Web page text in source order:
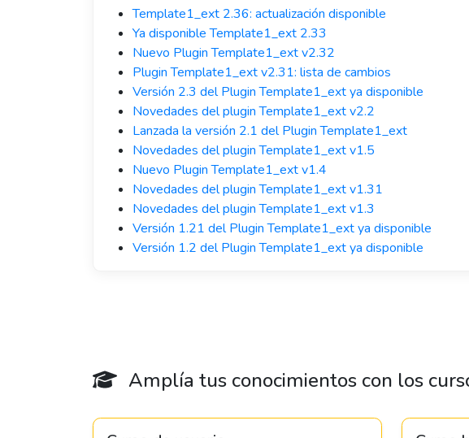
Template1_ext 2.36: actualización disponible
Ya disponible Template1_ext 2.33
Nuevo Plugin Template1_ext v2.32
Plugin Template1_ext v2.31: lista de cambios
Versión 2.3 del Plugin Template1_ext ya disponible
Novedades del plugin Template1_ext v2.2
Lanzada la versión 2.1 del Plugin Template1_ext
Novedades del plugin Template1_ext v1.5
Nuevo Plugin Template1_ext v1.4
Novedades del plugin Template1_ext v1.31
Novedades del plugin Template1_ext v1.3
Versión 1.21 del Plugin Template1_ext ya disponible
Versión 1.2 del Plugin Template1_ext ya disponible
Amplía tus conocimientos con los